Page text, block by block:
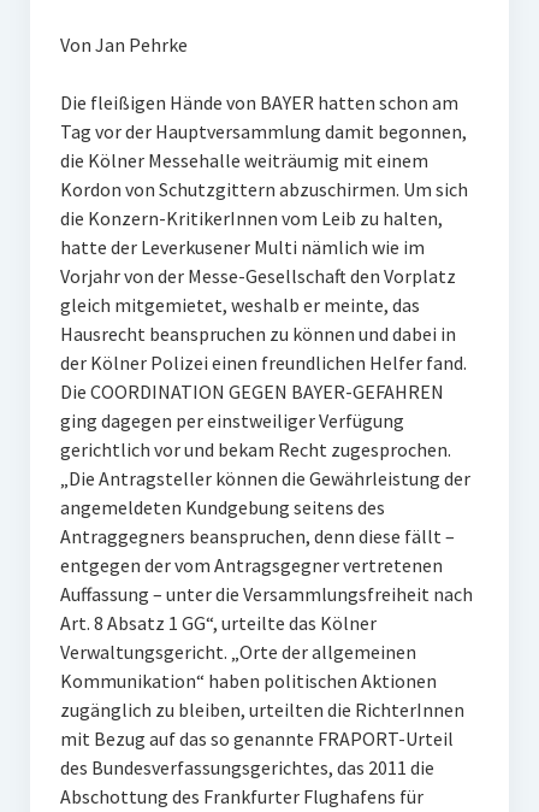
Von Jan Pehrke
Die fleißigen Hände von BAYER hatten schon am
Tag vor der Hauptversammlung damit begonnen,
die Kölner Messehalle weiträumig mit einem
Kordon von Schutzgittern abzuschirmen. Um sich
die Konzern-KritikerInnen vom Leib zu halten,
hatte der Leverkusener Multi nämlich wie im
Vorjahr von der Messe-Gesellschaft den Vorplatz
gleich mitgemietet, weshalb er meinte, das
Hausrecht beanspruchen zu können und dabei in
der Kölner Polizei einen freundlichen Helfer fand.
Die COORDINATION GEGEN BAYER-GEFAHREN
ging dagegen per einstweiliger Verfügung
gerichtlich vor und bekam Recht zugesprochen.
„Die Antragsteller können die Gewährleistung der
angemeldeten Kundgebung seitens des
Antraggegners beanspruchen, denn diese fällt –
entgegen der vom Antragsgegner vertretenen
Auffassung – unter die Versammlungsfreiheit nach
Art. 8 Absatz 1 GG“, urteilte das Kölner
Verwaltungsgericht. „Orte der allgemeinen
Kommunikation“ haben politischen Aktionen
zugänglich zu bleiben, urteilten die RichterInnen
mit Bezug auf das so genannte FRAPORT-Urteil
des Bundesverfassungsgerichtes, das 2011 die
Abschottung des Frankfurter Flughafens für